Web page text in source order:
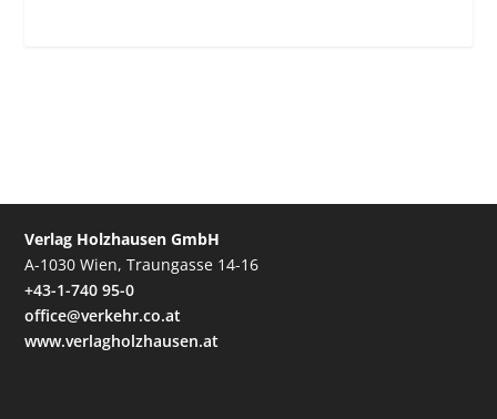
Verlag Holzhausen GmbH
A-1030 Wien, Traungasse 14-16
+43-1-740 95-0
office@verkehr.co.at
www.verlagholzhausen.at